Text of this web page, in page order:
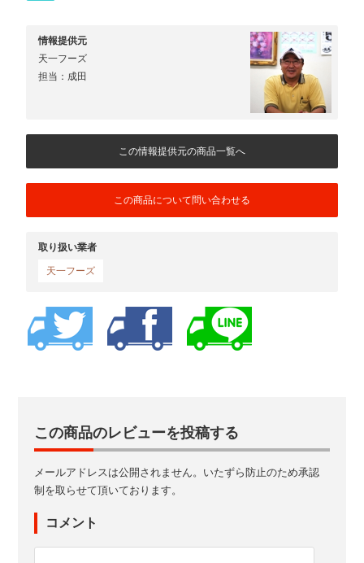
情報提供元
天一フーズ
担当：成田
この情報提供元の商品一覧へ
この商品について問い合わせる
取り扱い業者
天一フーズ
この商品のレビューを投稿する
メールアドレスは公開されません。いたずら防止のため承認
制を取らせて頂いております。
コメント